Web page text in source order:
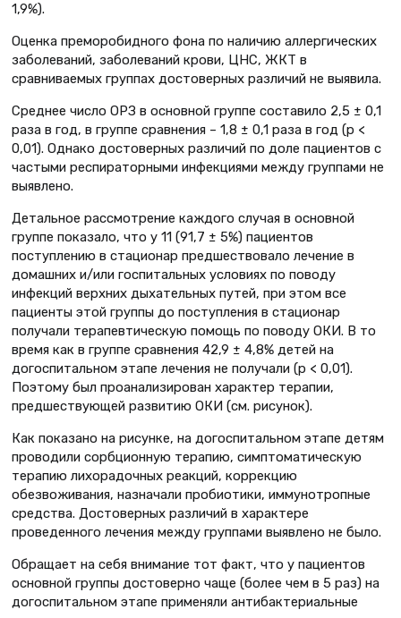
1,9%).
Оценка преморобидного фона по наличию аллергических
заболеваний, заболеваний крови, ЦНС, ЖКТ в
сравниваемых группах достоверных различий не выявила.
Среднее число ОРЗ в основной группе составило 2,5 ± 0,1
раза в год, в группе сравнения – 1,8 ± 0,1 раза в год (р <
0,01). Однако достоверных различий по доле пациентов с
частыми респираторными инфекциями между группами не
выявлено.
Детальное рассмотрение каждого случая в основной
группе показало, что у 11 (91,7 ± 5%) пациентов
поступлению в стационар предшествовало лечение в
домашних и/или госпитальных условиях по поводу
инфекций верхних дыхательных путей, при этом все
пациенты этой группы до поступления в стационар
получали терапевтическую помощь по поводу ОКИ. В то
время как в группе сравнения 42,9 ± 4,8% детей на
догоспитальном этапе лечения не получали (р < 0,01).
Поэтому был проанализирован характер терапии,
предшествующей развитию ОКИ (см. рисунок).
Как показано на рисунке, на догоспитальном этапе детям
проводили сорбционную терапию, симптоматическую
терапию лихорадочных реакций, коррекцию
обезвоживания, назначали пробиотики, иммунотропные
средства. Достоверных различий в характере
проведенного лечения между группами выявлено не было.
Обращает на себя внимание тот факт, что у пациентов
основной группы достоверно чаще (более чем в 5 раз) на
догоспитальном этапе применяли антибактериальные